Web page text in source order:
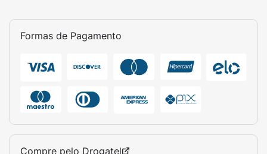
Formas de Pagamento
Compre pelo Drogatel